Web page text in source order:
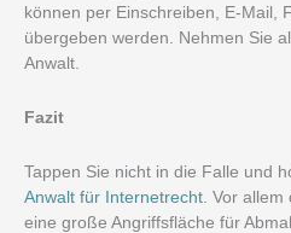
können per Einschreiben, E-Mail,
übergeben werden. Nehmen Sie
Anwalt.
Fazit
Tappen Sie nicht in die Falle und
Anwalt für Internetrecht . Vor
eine große Angriffsfläche für